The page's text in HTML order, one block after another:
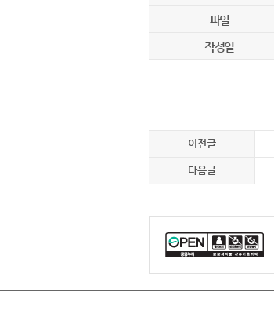
파일
작성일
이전글
다음글